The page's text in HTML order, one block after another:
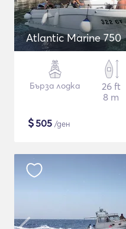
Atlantic Marine 750
Бърза лодка
26 ft
8 m
$505 /ден